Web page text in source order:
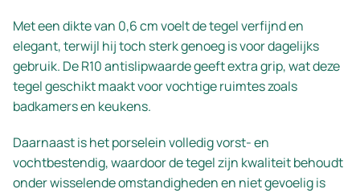
Met een dikte van 0,6 cm voelt de tegel verfijnd en
elegant, terwijl hij toch sterk genoeg is voor dagelijks
gebruik. De R10 antislipwaarde geeft extra grip, wat deze
tegel geschikt maakt voor vochtige ruimtes zoals
badkamers en keukens.
Daarnaast is het porselein volledig vorst- en
vochtbestendig, waardoor de tegel zijn kwaliteit behoudt
onder wisselende omstandigheden en niet gevoelig is